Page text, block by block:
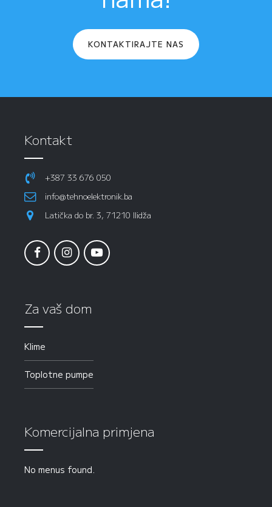
KONTAKTIRAJTE NAS
Kontakt
+387 33 676 050
info@tehnoelektronik.ba
Latička do br. 3, 71210 Ilidža
Za vaš dom
Klime
Toplotne pumpe
Komercijalna primjena
No menus found.